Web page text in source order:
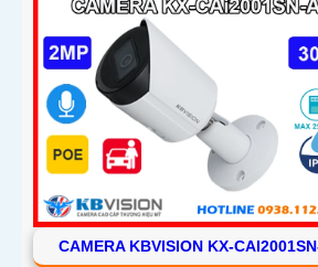
CAMERA KBVISION KX-